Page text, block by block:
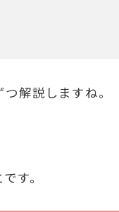
解説しますね。
す。